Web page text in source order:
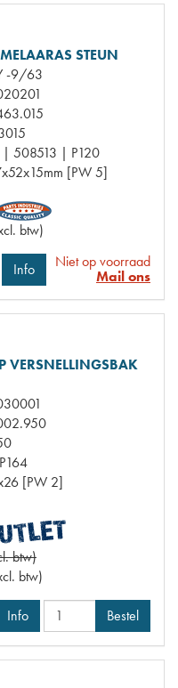
STEUN
-9/63
508513 | P120
[PW 5]
btw)
Info
Niet op voorraad
Mail ons
VERSNELLINGSBAK
[PW 2]
btw)
btw)
Info Bestel